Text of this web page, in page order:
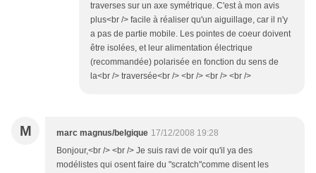
traverses sur un axe symétrique. C'est à mon avis
plus<br /> facile à réaliser qu'un aiguillage, car il n'y
a pas de partie mobile. Les pointes de coeur doivent
être isolées, et leur alimentation électrique
(recommandée) polarisée en fonction du sens de
la<br /> traversée<br /> <br /> <br /> <br />
M marc magnus/belgique 17/12/2008 19:28
Bonjour,<br /> <br /> Je suis ravi de voir qu'il ya des
modélistes qui osent faire du "scratch"comme disent les